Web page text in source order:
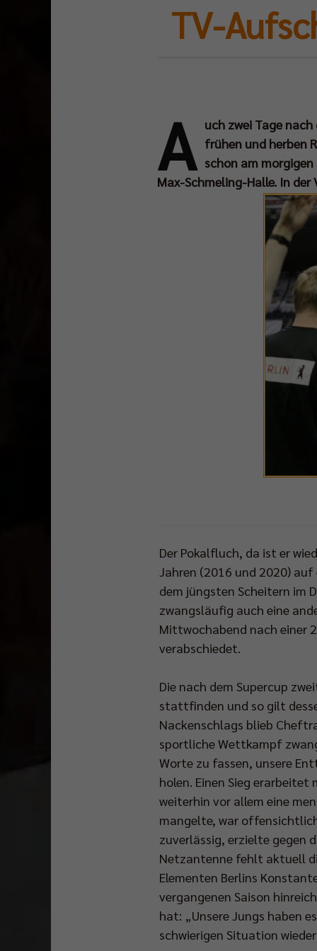
TV-
A uch zwei Tage
frühen und herben
schon am
Max-Schmeling-Halle. In
Der Pokalfluch, da ist er
Jahren (2016 und 2020)
dem jüngsten Scheitern im
zwangsläufig auch eine
Mittwochabend nach einer
verabschiedet.
Die nach dem Supercup
stattfinden und so gilt
Nackenschlags blieb
sportliche Wettkampf
Worte zu fassen, unsere
holen. Einen Sieg
weiterhin vor allem eine
mangelte, war
zuverlässig, erzielte gegen
Netzantenne fehlt aktuell
Elementen Berlins
vergangenen Saison
hat: „Unsere Jungs haben
schwierigen Situation